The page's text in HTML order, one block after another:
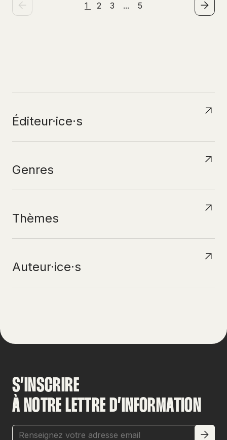
1 2 3 ... 5
NAVIGUERPAR
Éditeur·ice·s
Genres
Thèmes
Auteur·ice·s
S’INSCRIRE
À NOTRE LETTRE D’INFORMATION